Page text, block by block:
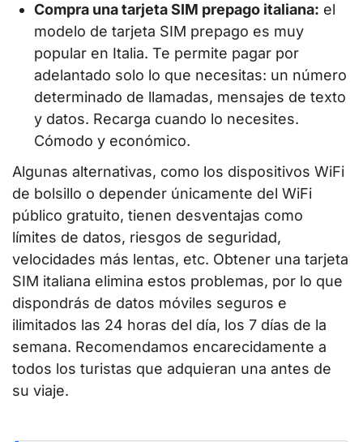
Compra una tarjeta SIM prepago italiana: el
modelo de tarjeta SIM prepago es muy
popular en Italia. Te permite pagar por
adelantado solo lo que necesitas: un número
determinado de llamadas, mensajes de texto
y datos. Recarga cuando lo necesites.
Cómodo y económico.
Algunas alternativas, como los dispositivos WiFi
de bolsillo o depender únicamente del WiFi
público gratuito, tienen desventajas como
límites de datos, riesgos de seguridad,
velocidades más lentas, etc. Obtener una tarjeta
SIM italiana elimina estos problemas, por lo que
dispondrás de datos móviles seguros e
ilimitados las 24 horas del día, los 7 días de la
semana. Recomendamos encarecidamente a
todos los turistas que adquieran una antes de
su viaje.